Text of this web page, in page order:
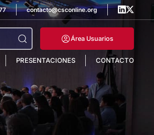
contacto@csconline.org
Área Usuarios
PRESENTACIONES CONTACTO